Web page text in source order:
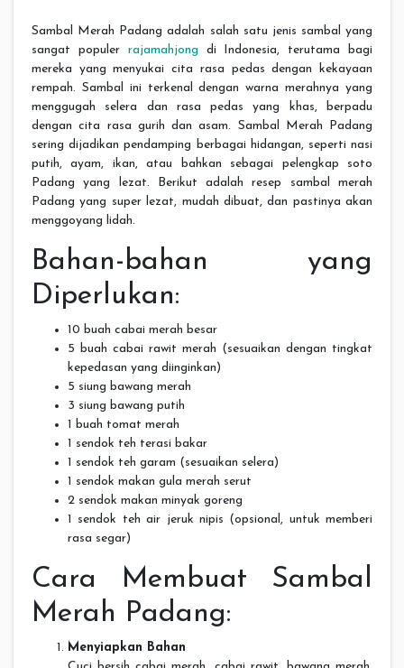
Sambal Merah Padang adalah salah satu jenis sambal yang
sangat populer rajamahjong di Indonesia, terutama bagi
mereka yang menyukai cita rasa pedas dengan kekayaan
rempah. Sambal ini terkenal dengan warna merahnya yang
menggugah selera dan rasa pedas yang khas, berpadu
dengan cita rasa gurih dan asam. Sambal Merah Padang
sering dijadikan pendamping berbagai hidangan, seperti nasi
putih, ayam, ikan, atau bahkan sebagai pelengkap soto
Padang yang lezat. Berikut adalah resep sambal merah
Padang yang super lezat, mudah dibuat, dan pastinya akan
menggoyang lidah.
Bahan-bahan yang
Diperlukan:
10 buah cabai merah besar
5 buah cabai rawit merah (sesuaikan dengan tingkat
kepedasan yang diinginkan)
5 siung bawang merah
3 siung bawang putih
1 buah tomat merah
1 sendok teh terasi bakar
1 sendok teh garam (sesuaikan selera)
1 sendok makan gula merah serut
2 sendok makan minyak goreng
1 sendok teh air jeruk nipis (opsional, untuk memberi
rasa segar)
Cara Membuat Sambal
Merah Padang:
Menyiapkan Bahan